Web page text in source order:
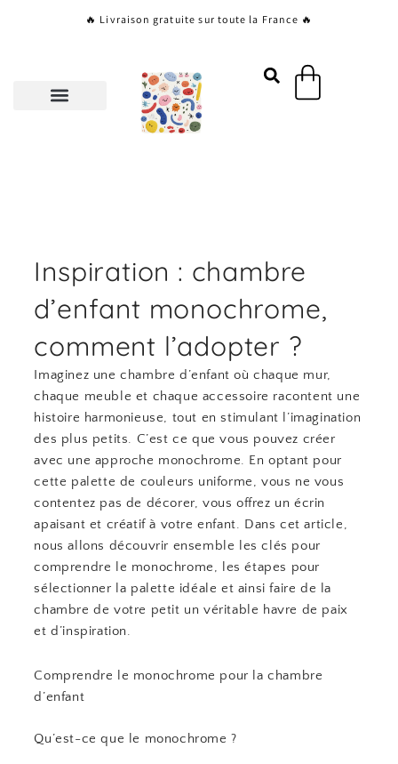
🔥 Livraison gratuite sur toute la France 🔥
Panier
Inspiration : chambre
d’enfant monochrome,
comment l’adopter ?
Imaginez une chambre d’enfant où chaque mur,
chaque meuble et chaque accessoire racontent une
histoire harmonieuse, tout en stimulant l’imagination
des plus petits. C’est ce que vous pouvez créer
avec une approche monochrome. En optant pour
cette palette de couleurs uniforme, vous ne vous
contentez pas de décorer, vous offrez un écrin
apaisant et créatif à votre enfant. Dans cet article,
nous allons découvrir ensemble les clés pour
comprendre le monochrome, les étapes pour
sélectionner la palette idéale et ainsi faire de la
chambre de votre petit un véritable havre de paix
et d’inspiration.
Comprendre le monochrome pour la chambre
d’enfant
Qu’est-ce que le monochrome ?